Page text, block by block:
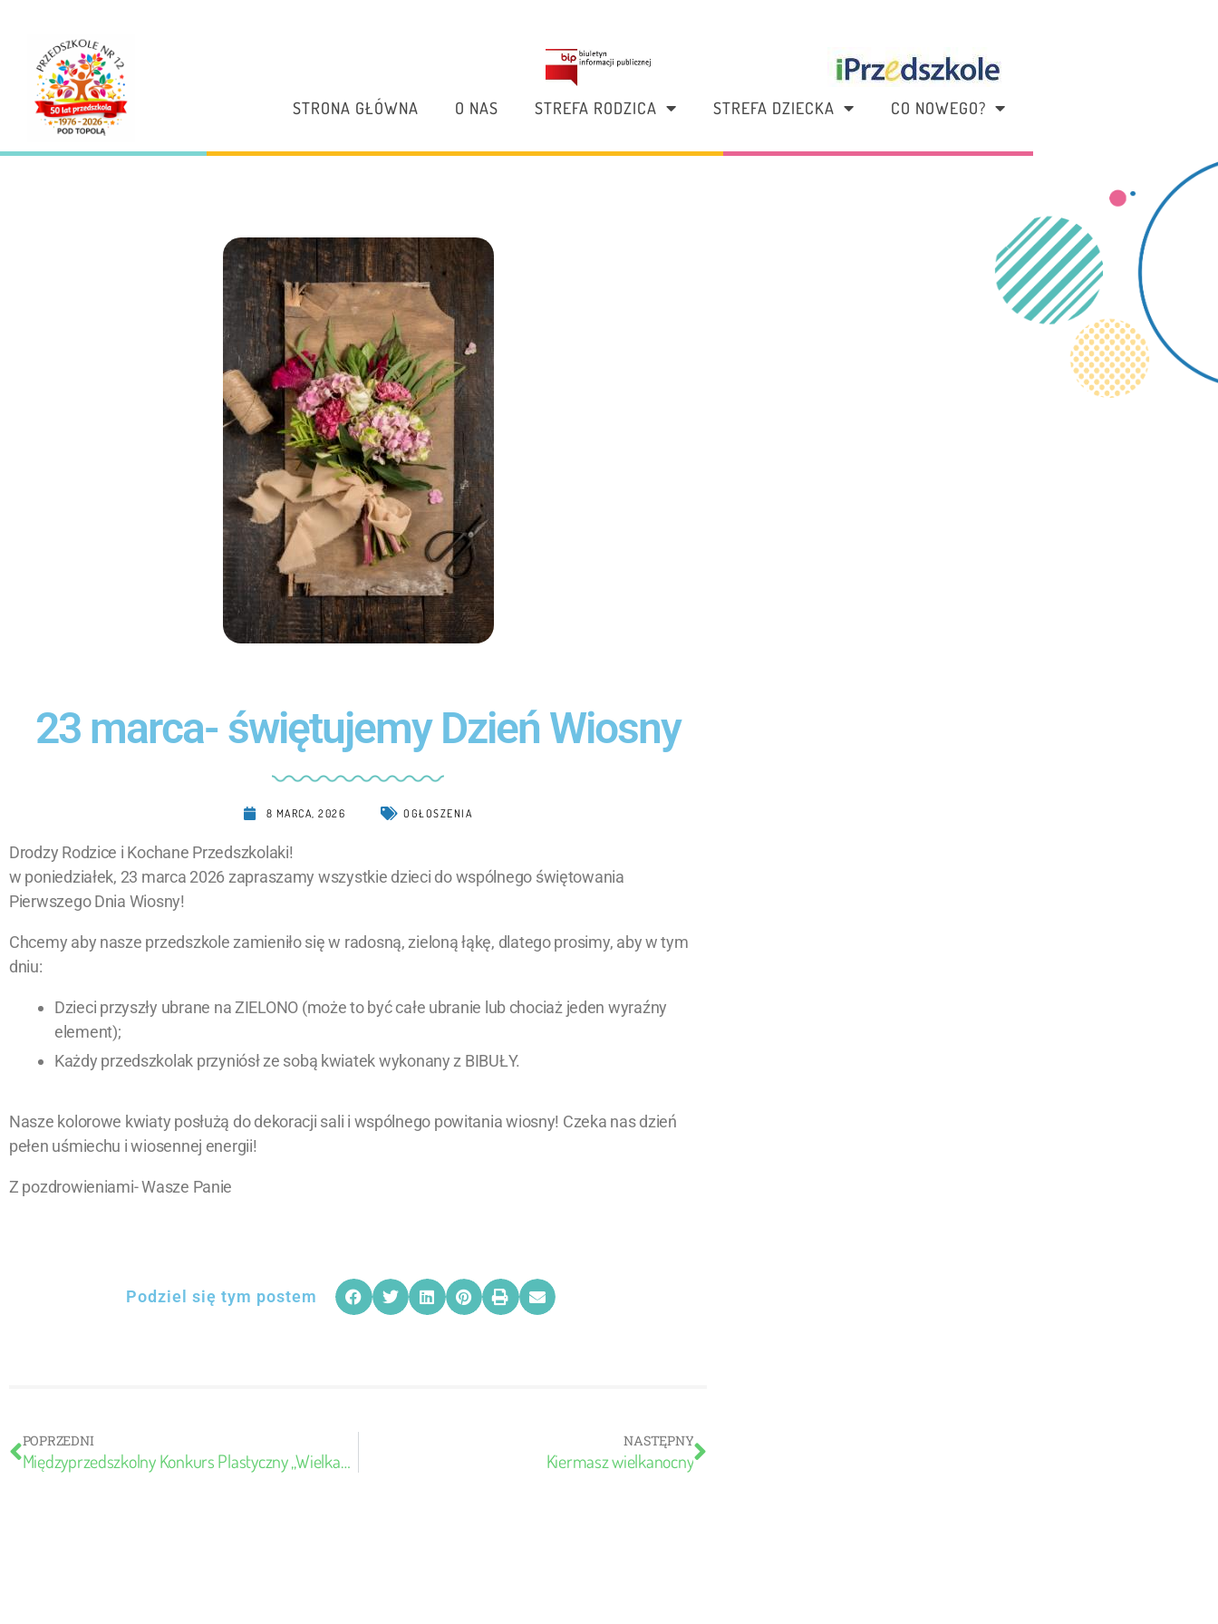
STRONA GŁÓWNA O NAS STREFA RODZICA STREFA DZIECKA CO NOWEGO?
23 marca- świętujemy Dzień Wiosny
8 MARCA, 2026 OGŁOSZENIA
Drodzy Rodzice i Kochane Przedszkolaki!
w poniedziałek, 23 marca 2026 zapraszamy wszystkie dzieci do wspólnego świętowania
Pierwszego Dnia Wiosny!
Chcemy aby nasze przedszkole zamieniło się w radosną, zieloną łąkę, dlatego prosimy, aby w tym
dniu:
Dzieci przyszły ubrane na ZIELONO (może to być całe ubranie lub chociaż jeden wyraźny
element);
Każdy przedszkolak przyniósł ze sobą kwiatek wykonany z BIBUŁY.
Nasze kolorowe kwiaty posłużą do dekoracji sali i wspólnego powitania wiosny! Czeka nas dzień
pełen uśmiechu i wiosennej energii!
Z pozdrowieniami- Wasze Panie
Podziel się tym postem
POPRZEDNI
Międzyprzedszkolny Konkurs Plastyczny „Wielkanocne Cuda”
NASTĘPNY
Kiermasz wielkanocny